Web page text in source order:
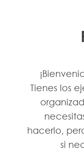
Tienes los
hacerlo,
si